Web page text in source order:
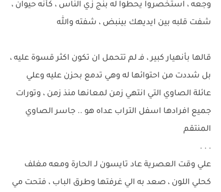
وجعه ، استخصروا يحطوا له بنج زي الناس ، كأنه حيوان ،
شفت قلبه بين ايديهك بينبض ، شفته والله
قالها بأنهيار كبير ، فـ لم تتحمل ان تكون اكثر قسوة عليه ،
بل شددت من احتوائها له وهي تدمع بحزن عليه وعلي
عائلة الصاوي التي انتهي زمن لمعانها منذ زمن ، وتورات
جميع افرادها اسفل التراب عداه هو .. جاسر الصاوي
المنتقم
. . .
علي وقت العصرية عاد تايسون لـ الحارة ومعه مغلف
كحلي اللون ، صعد به الي غرفتها وطرق الباب ، فتحت مي